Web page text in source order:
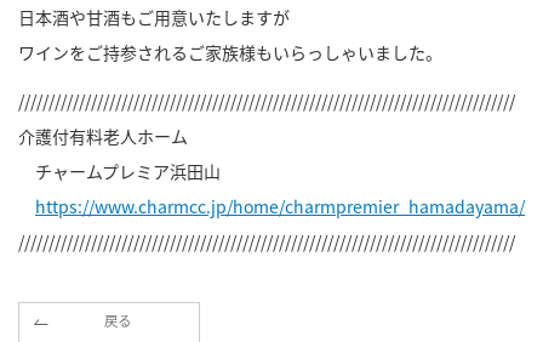
日本酒や甘酒もご用意いたしますが
ワインをご持参されるご家族様もいらっしゃいました。
//////////////////////////////////////////////////////////////////////////////////
介護付有料老人ホーム
チャームプレミア浜田山
https://www.charmcc.jp/home/charmpremier_hamadayama/
//////////////////////////////////////////////////////////////////////////////////
戻る